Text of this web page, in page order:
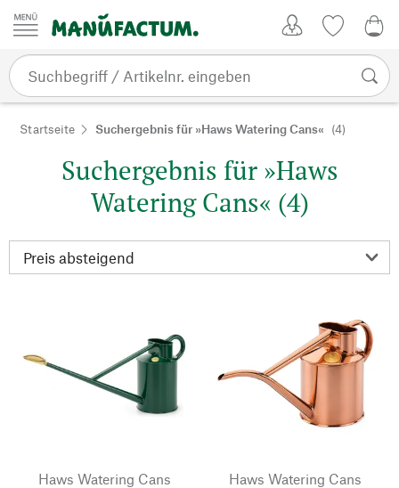
Zum Inhalt springen
Startseite Suchergebnis für »Haws Watering Cans« (4)
Suchergebnis für »Haws
Watering Cans« (4)
Haws Watering Cans
Haws Watering Cans